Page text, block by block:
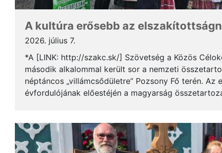
A kultúra erősebb az
2026. július 7.
*A [LINK: http://szakc.sk/] Szövetség a Közös
második alkalommal került sor a nemzeti
néptáncos „villámcsődületre” Pozsony Fő terén. Az
évfordulójának előestéjén a magyarság